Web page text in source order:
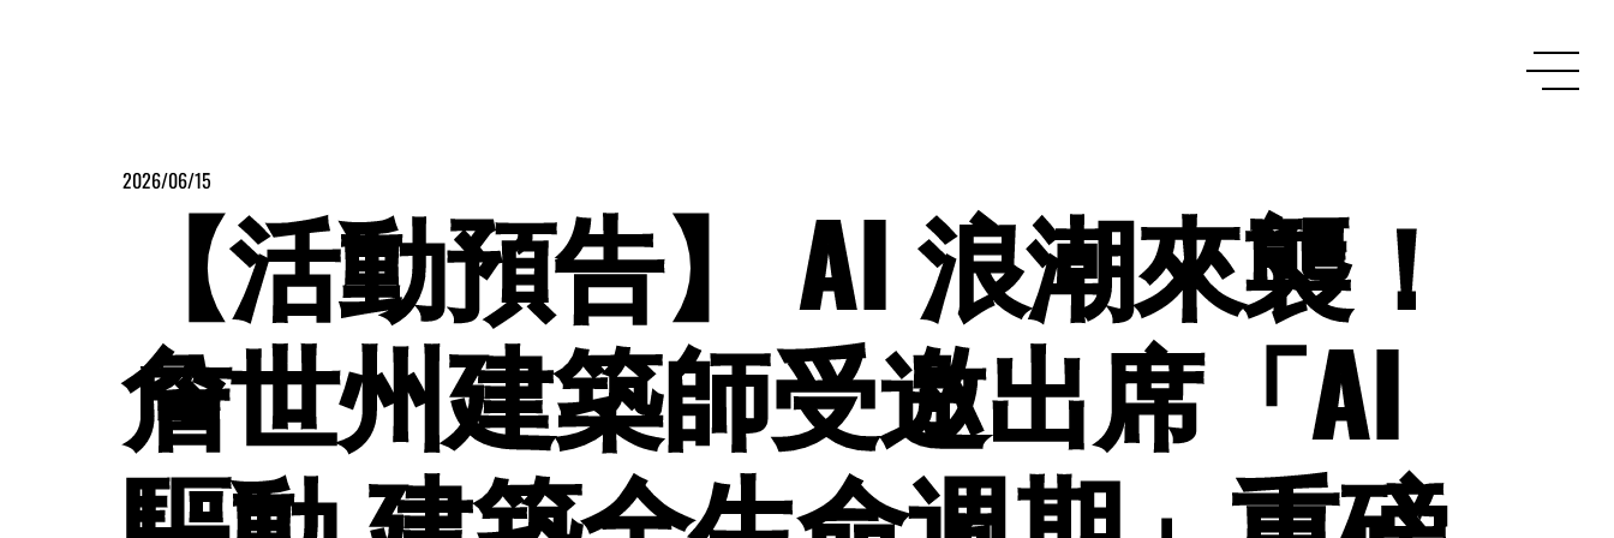
2026/06/15【活動預告】 AI 浪潮來襲！
詹世州建築師受邀出席「AI